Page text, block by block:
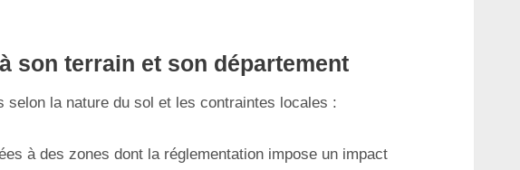
son terrain et son département
la nature du sol et les contraintes locales :
à des zones dont la réglementation impose un impact